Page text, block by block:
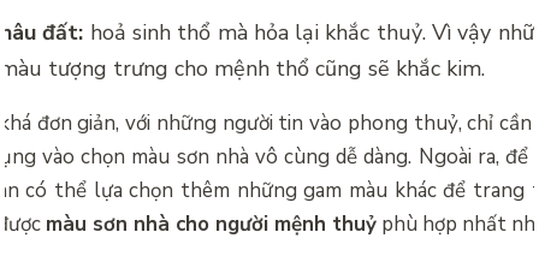
đất: hoả sinh thổ mà hỏa lại khắc thuỷ. Vì vậy
tượng trưng cho mệnh thổ cũng sẽ khắc kim.
đơn giản, với những người tin vào phong thuỷ, chỉ
vào chọn màu sơn nhà vô cùng dễ dàng. Ngoài ra,
có thể lựa chọn thêm những gam màu khác để trang
màu sơn nhà cho người mệnh thuỷ phù hợp nhất